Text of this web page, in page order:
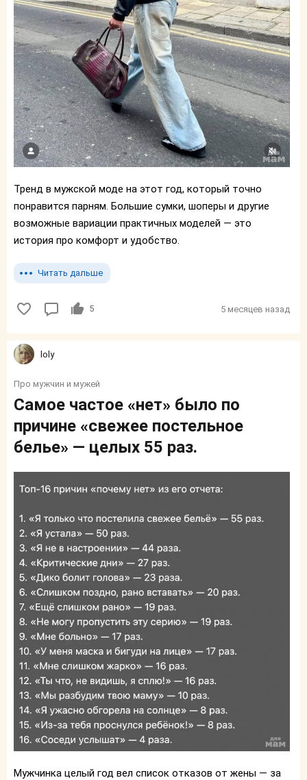
Тренд в мужской моде на этот год, который точно
понравится парням. Большие сумки, шоперы и другие
возможные вариации практичных моделей — это
история про комфорт и удобство.
Читать дальше
5 5 месяцев назад
loly
Про мужчин и мужей
Самое частое «нет» было по
причине «свежее постельное
белье» — целых 55 раз.
Мужчинка целый год вел список отказов от жены — за